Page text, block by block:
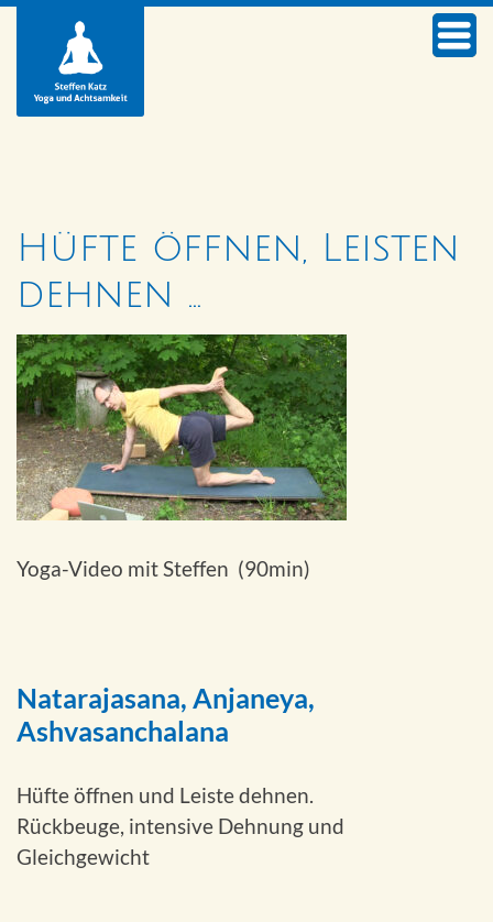
Hüfte öffnen, Leisten
dehnen …
Yoga-Video mit Steffen (90min)
Natarajasana, Anjaneya,
Ashvasanchalana
Hüfte öffnen und Leiste dehnen.
Rückbeuge, intensive Dehnung und
Gleichgewicht